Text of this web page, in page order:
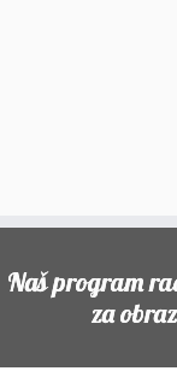
Naš program
za